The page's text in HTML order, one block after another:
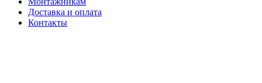
Доставка и оплата
Контакты